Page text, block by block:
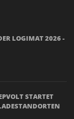
LOGIMAT 2026 -
STARTET